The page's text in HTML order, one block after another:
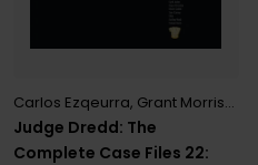
Judge Dredd: The
Complete Case Files 22:
Carlos Ezqeurra, Grant Morrison